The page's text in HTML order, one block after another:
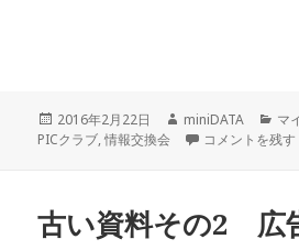
投
稿
2016年2月22日
作
成
miniDATA
カ
テ
マ
PICクラブ,情報交換会 PICクラブの情
コメントを残す
古い資料その2 広